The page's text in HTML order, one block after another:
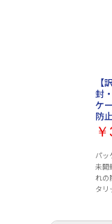
【
封
ケ
防
ー
パッ
未開
れの際
タリ